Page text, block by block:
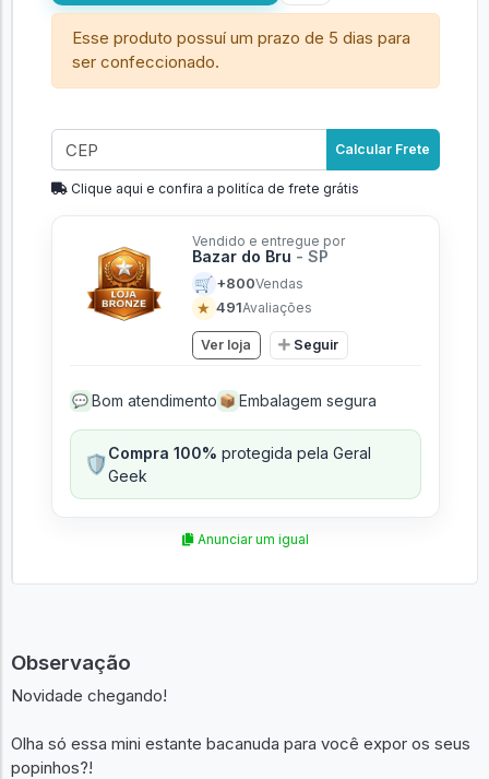
Esse produto possuí um prazo de 5 dias para
ser confeccionado.
Calcular Frete
Clique aqui e confira a politíca de frete grátis
Vendido e entregue por
Bazar do Bru - SP
🛒 +800Vendas
★ 491Avaliações
Ver loja Seguir
💬 Bom atendimento 📦 Embalagem segura
🛡️Compra 100% protegida pela Geral
Geek
Anunciar um igual
Observação
Novidade chegando!
Olha só essa mini estante bacanuda para você expor os seus
popinhos?!